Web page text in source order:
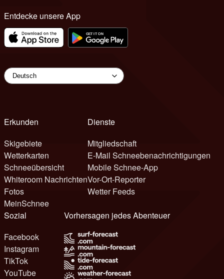
Entdecke unsere App
Erkunden
Skigebiete
Wetterkarten
Schneeübersicht
Whiteroom Nachrichten
Fotos
MeinSchnee
Dienste
Mitgliedschaft
E-Mail Schneebenachrichtigungen
Mobile Schnee-App
Vor-Ort-Reporter
Wetter Feeds
Sozial
Facebook
Instagram
TikTok
YouTube
Vorhersagen jedes Abenteuer